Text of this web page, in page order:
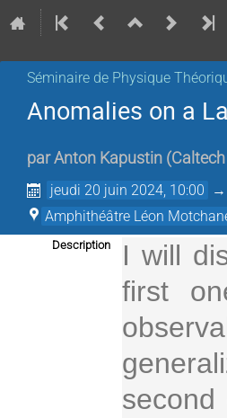
Séminaire de Physique
Anomalies on a
parAnton Kapustin (
jeudi 20 juin 2024, 10:00 →
Amphithéâtre Léon
Description
I will
first